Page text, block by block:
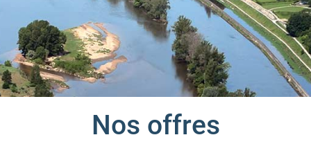
Nos offres